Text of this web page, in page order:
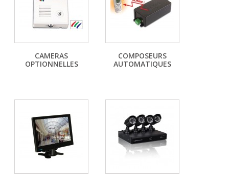
CAMERAS
OPTIONNELLES
COMPOSEURS
AUTOMATIQUES